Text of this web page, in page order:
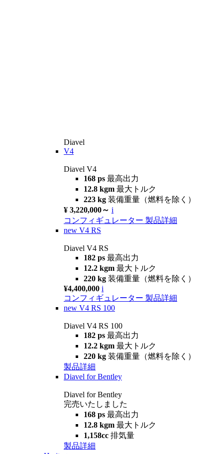
Diavel
V4
Diavel V4
168 ps 最高出力
12.8 kgm 最大トルク
223 kg 装備重量（燃料を除く）
¥ 3,220,000～ i
コンフィギュレーター 製品詳細
new V4 RS
Diavel V4 RS
182 ps 最高出力
12.2 kgm 最大トルク
220 kg 装備重量（燃料を除く）
¥4,400,000 i
コンフィギュレーター 製品詳細
new V4 RS 100
Diavel V4 RS 100
182 ps 最高出力
12.2 kgm 最大トルク
220 kg 装備重量（燃料を除く）
製品詳細
Diavel for Bentley
Diavel for Bentley
完売いたしました
168 ps 最高出力
12.8 kgm 最大トルク
1,158cc 排気量
製品詳細